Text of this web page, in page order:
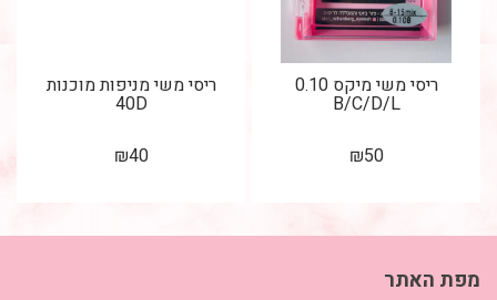
ריסי משי מיקס 0.10
B/C/D/L
₪50
ריסי משי מניפות מוכנות
40D
₪40
מפת האתר